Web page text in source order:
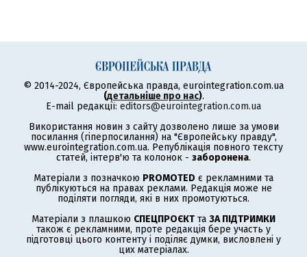
© 2014-2024, Європейська правда, eurointegration.com.ua
(детальніше про нас).
E-mail редакції: editors@eurointegration.com.ua
Використання новин з сайту дозволено лише за умови
посилання (гіперпосилання) на "Європейську правду",
www.eurointegration.com.ua. Републікація повного тексту
статей, інтерв'ю та колонок - заборонена.
Матеріали з позначкою PROMOTED є рекламними та
публікуються на правах реклами. Редакція може не
поділяти погляди, які в них промотуються.
Матеріали з плашкою СПЕЦПРОЄКТ та ЗА ПІДТРИМКИ
також є рекламними, проте редакція бере участь у
підготовці цього контенту і поділяє думки, висловлені у
цих матеріалах.